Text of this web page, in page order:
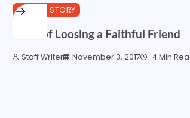
SPECIAL STORY
Tears of Loosing a Faithful Friend
Staff Writer November 3, 2017 4 Min